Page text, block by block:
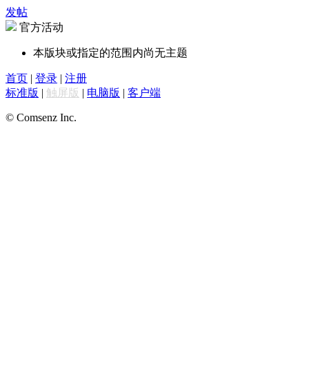
发帖
官方活动
本版块或指定的范围内尚无主题
首页 | 登录 | 注册
标准版 | 触屏版 | 电脑版 | 客户端
© Comsenz Inc.